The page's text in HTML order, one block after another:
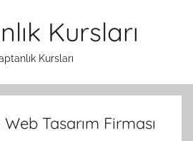
Kursları
Kursları
Tasarım Firması